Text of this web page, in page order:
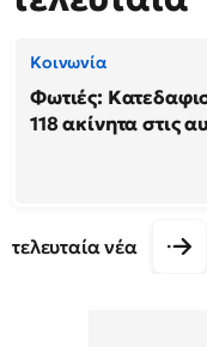
Κοινωνία
Φωτιές:
118 ακίνητα στις
τελευταία νέα